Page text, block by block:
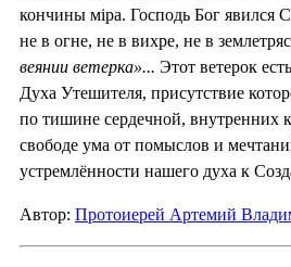
кончины мiра. Господь Бог явился
не в огне, не в вихре, не в
веянии ветерка»... Этот ветерок
Духа Утешителя, присутствие
по тишине сердечной, внутренних
свободе ума от помыслов и
устремлённости нашего духа к
Автор: Протоиерей Артемий